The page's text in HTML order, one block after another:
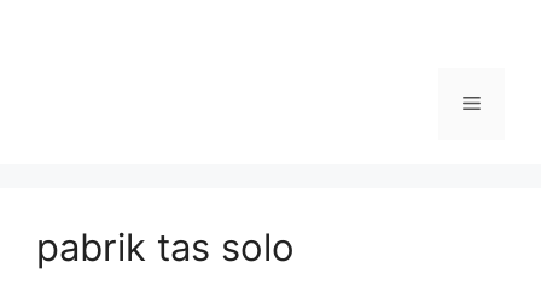
Menu
pabrik tas solo